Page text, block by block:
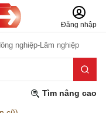
Đăng nhập
nghiệp-Lâm nghiệp
Tìm nâng cao